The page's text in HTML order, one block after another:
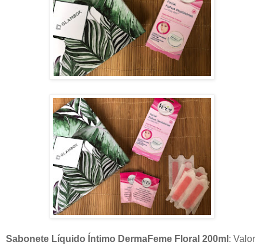
Sabonete Líquido Íntimo DermaFeme Floral 200ml : Valor